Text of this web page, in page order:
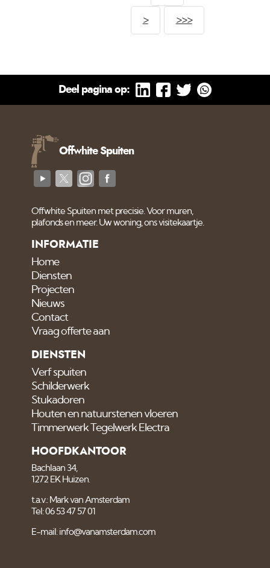
> >>>
Deel pagina op:
Offwhite Spuiten
Offwhite Spuiten met precisie. Voor muren,
plafonds en meer. Uw woning, ons visitekaartje.
INFORMATIE
Home
Diensten
Projecten
Nieuws
Contact
Vraag offerte aan
DIENSTEN
Verf spuiten
Schilderwerk
Stukadoren
Houten en natuurstenen vloeren
Timmerwerk Tegelwerk Electra
HOOFDKANTOOR
Bachlaan 34,
1272 EK Huizen.
t.a.v.: Mark van Amsterdam
Tel: 06 53 47 57 01
E-mail: info@vanamsterdam.com